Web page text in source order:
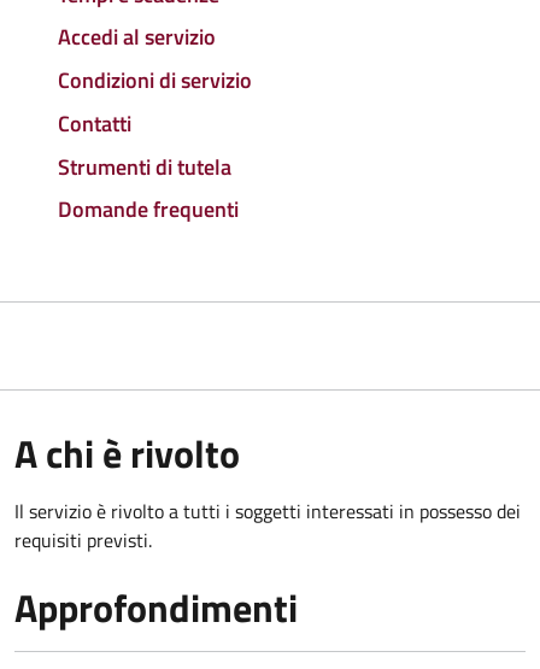
Accedi al servizio
Condizioni di servizio
Contatti
Strumenti di tutela
Domande frequenti
A chi è rivolto
Il servizio è rivolto a tutti i soggetti interessati in possesso dei
requisiti previsti.
Approfondimenti